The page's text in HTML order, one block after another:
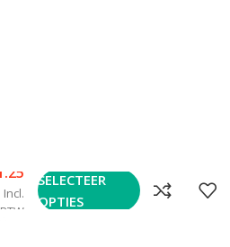
1.25
Incl.
BTW
SELECTEER
OPTIES